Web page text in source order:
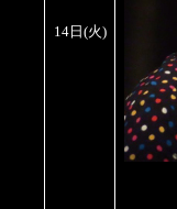
14日(火)